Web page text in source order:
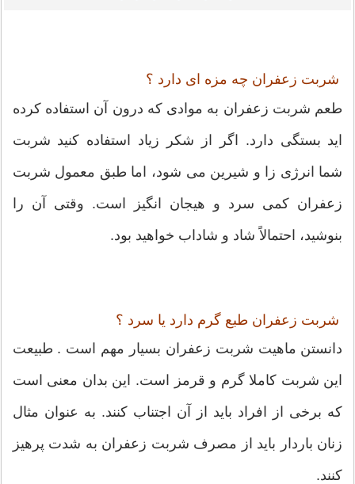
شربت زعفران چه مزه ای دارد ؟
طعم شربت زعفران به موادی که درون آن استفاده کرده
اید بستگی دارد. اگر از شکر زیاد استفاده کنید شربت
شما انرژی زا و شیرین می شود، اما طبق معمول شربت
زعفران کمی سرد و هیجان انگیز است. وقتی آن را
بنوشید، احتمالاً شاد و شاداب خواهید بود.
شربت زعفران طبع گرم دارد یا سرد ؟
دانستن ماهیت شربت زعفران بسیار مهم است . طبیعت
این شربت کاملا گرم و قرمز است. این بدان معنی است
که برخی از افراد باید از آن اجتناب کنند. به عنوان مثال
زنان باردار باید از مصرف شربت زعفران به شدت پرهیز
کنند.